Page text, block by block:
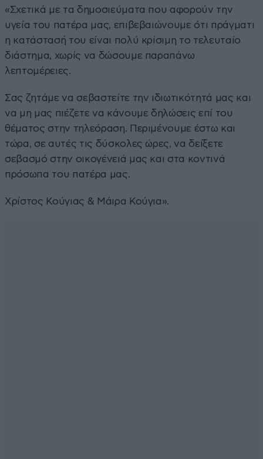
«Σχετικά με τα δημοσιεύματα που αφορούν την
υγεία του πατέρα μας, επιβεβαιώνουμε ότι πράγματι
η κατάστασή του είναι πολύ κρίσιμη το τελευταίο
διάστημα, χωρίς να δώσουμε παραπάνω
λεπτομέρειες.
Σας ζητάμε να σεβαστείτε την ιδιωτικότητά μας και
να μη μας πιέζετε να κάνουμε δηλώσεις επί του
θέματος στην τηλεόραση. Περιμένουμε έστω και
τώρα, σε αυτές τις δύσκολες ώρες, να δείξετε
σεβασμό στην οικογένειά μας και στα κοντινά
πρόσωπα του πατέρα μας.
Χρίστος Κούγιας & Μάιρα Κούγια».